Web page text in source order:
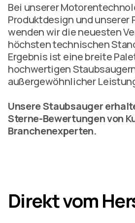
Bei unserer
Produktdesign und unserer
wenden wir die neuesten
höchsten technischen
Ergebnis ist eine breite
hochwertigen
außergewöhnlicher
Unsere Staubsauger
Sterne-Bewertungen von
Branchenexperten.
Direkt vom